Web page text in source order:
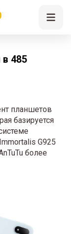
485
планшетов
базируется
G925
более